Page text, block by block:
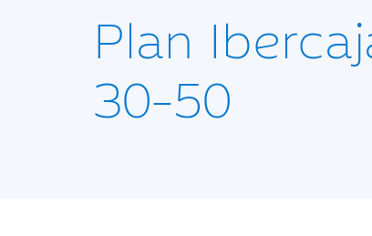
Plan
30-50